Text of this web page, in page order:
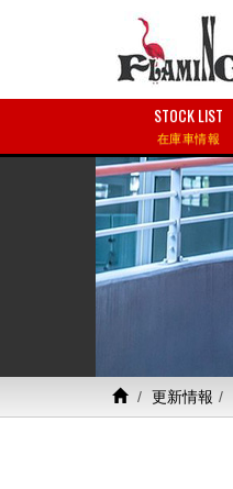
STOCK LIST
在庫車情報
更新情報